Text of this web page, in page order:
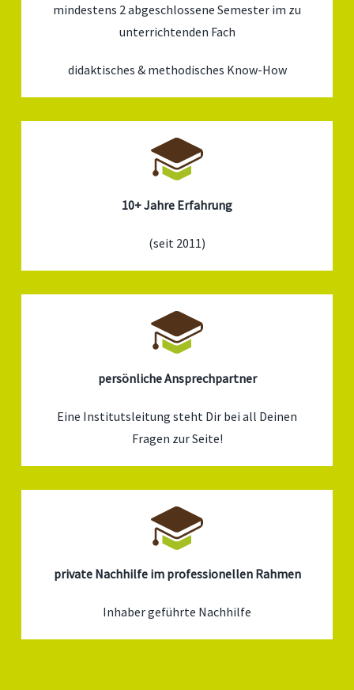
mindestens 2 abgeschlossene Semester im zu
unterrichtenden Fach
didaktisches & methodisches Know-How
10+ Jahre Erfahrung
(seit 2011)
persönliche Ansprechpartner
Eine Institutsleitung steht Dir bei all Deinen
Fragen zur Seite!
private Nachhilfe im professionellen Rahmen
Inhaber geführte Nachhilfe